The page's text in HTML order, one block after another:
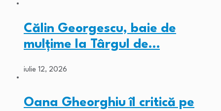
Călin Georgescu, baie de
mulțime la Târgul de…
iulie 12, 2026
Oana Gheorghiu îl critică pe